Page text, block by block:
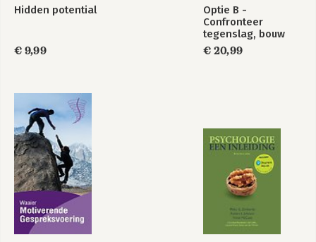
Hidden potential
€ 9,99
Optie B -
Confronteer
tegenslag, bouw
veerkracht en vind
geluk
€ 20,99